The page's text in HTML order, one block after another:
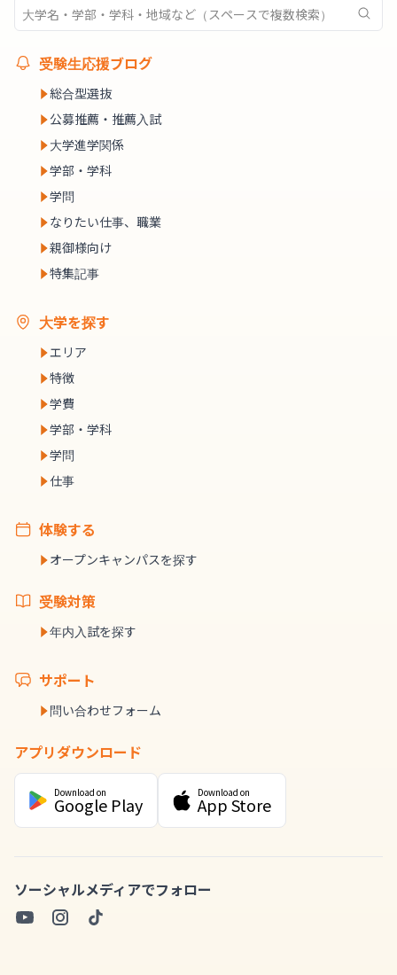
受験生応援ブログ
総合型選抜
公募推薦・推薦入試
大学進学関係
学部・学科
学問
なりたい仕事、職業
親御様向け
特集記事
大学を探す
エリア
特徴
学費
学部・学科
学問
仕事
体験する
オープンキャンパスを探す
受験対策
年内入試を探す
サポート
問い合わせフォーム
アプリダウンロード
Download on
Google Play
Download on
App Store
ソーシャルメディアでフォロー